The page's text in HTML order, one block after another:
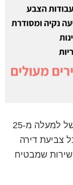
יוסי סילבס הוא צבעי מקצועי עם ניסיון של למעלה מ-25
צביעת דירה
שמבטיח